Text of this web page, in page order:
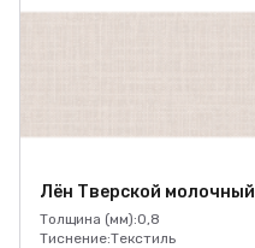
Лён Тверской молочный
Толщина (мм):0,8
Тиснение:Текстиль